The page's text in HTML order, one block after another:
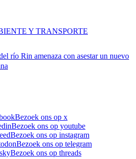
río Rin amenaza con asestar un nuevo
Y TRANSPORTE
Bezoek ons op x
Bezoek ons op youtube
Bezoek ons op instagram
Bezoek ons op telegram
Bezoek ons op threads